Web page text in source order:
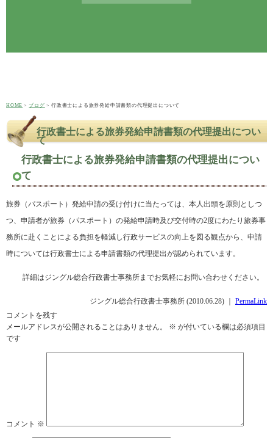
HOME ブログ 行政書士による旅券発給申請書類の代理提出について
行政書士による旅券発給申請書類の代理提出につい
て
行政書士による旅券発給申請書類の代理提出につい
て
旅券（パスポート）発給申請の受け付けに当たっては、本人出頭を原則としつ
つ、申請者が旅券（パスポート）の発給申請時及び交付時の2度にわたり旅券事
務所に赴くことによる負担を軽減し行政サービスの向上を図る観点から、申請
時については行政書士による申請書類の代理提出が認められています。
詳細はジングル総合行政書士事務所までお気軽にお問い合わせください。
ジングル総合行政書士事務所 (2010.06.28) ｜ PermaLink
コメントを残す
メールアドレスが公開されることはありません。
※ が付いている欄は必須項目
です
コメント ※